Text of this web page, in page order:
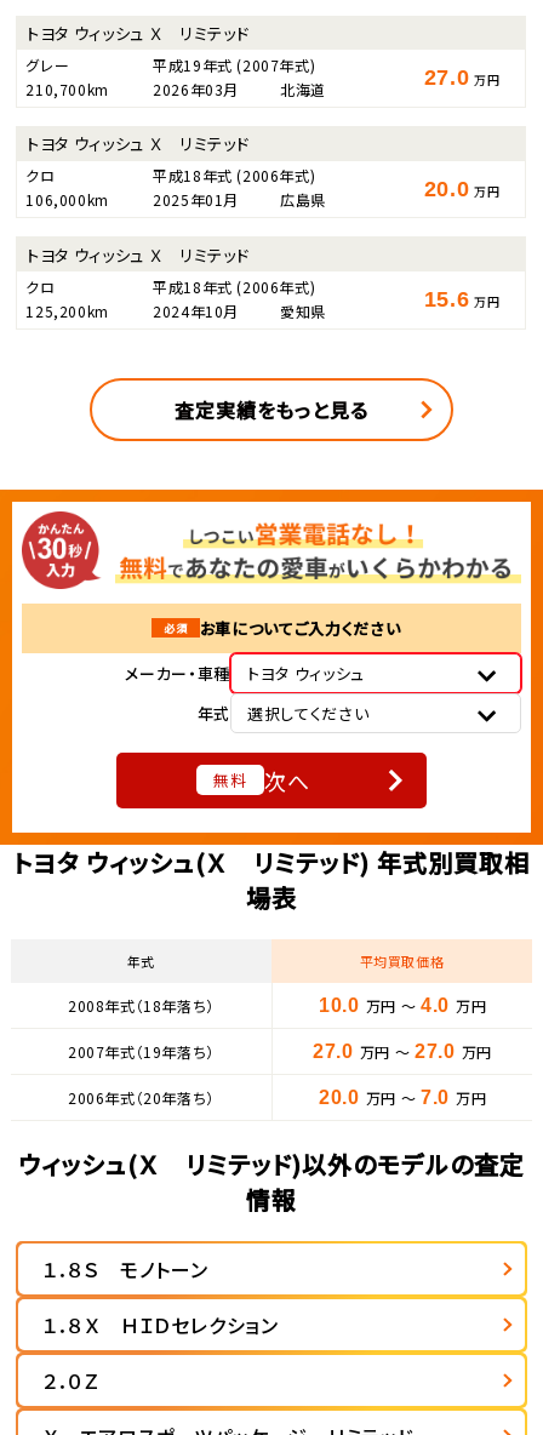
トヨタ ウィッシュ Ｘ リミテッド
グレー 平成19年式(2007年式)
210,700km
2026年03月 北海道 27.0 万円
トヨタ ウィッシュ Ｘ リミテッド
クロ 平成18年式(2006年式)
106,000km
2025年01月 広島県 20.0 万円
トヨタ ウィッシュ Ｘ リミテッド
クロ 平成18年式(2006年式)
125,200km
2024年10月 愛知県 15.6 万円
査定実績をもっと見る
必須
お車についてご入力ください
メーカー・車種
トヨタ ウィッシュ
年式
選択してください
無料 次へ
トヨタ ウィッシュ(Ｘ リミテッド) 年式別買取相
場表
年式 平均買取価格
2008年式（18年落ち） 10.0 万円 ～ 4.0 万円
2007年式（19年落ち） 27.0 万円 ～ 27.0 万円
2006年式（20年落ち） 20.0 万円 ～ 7.0 万円
ウィッシュ(Ｘ リミテッド)以外のモデルの査定
情報
１．８Ｓ モノトーン
１．８Ｘ ＨＩＤセレクション
２．０Ｚ